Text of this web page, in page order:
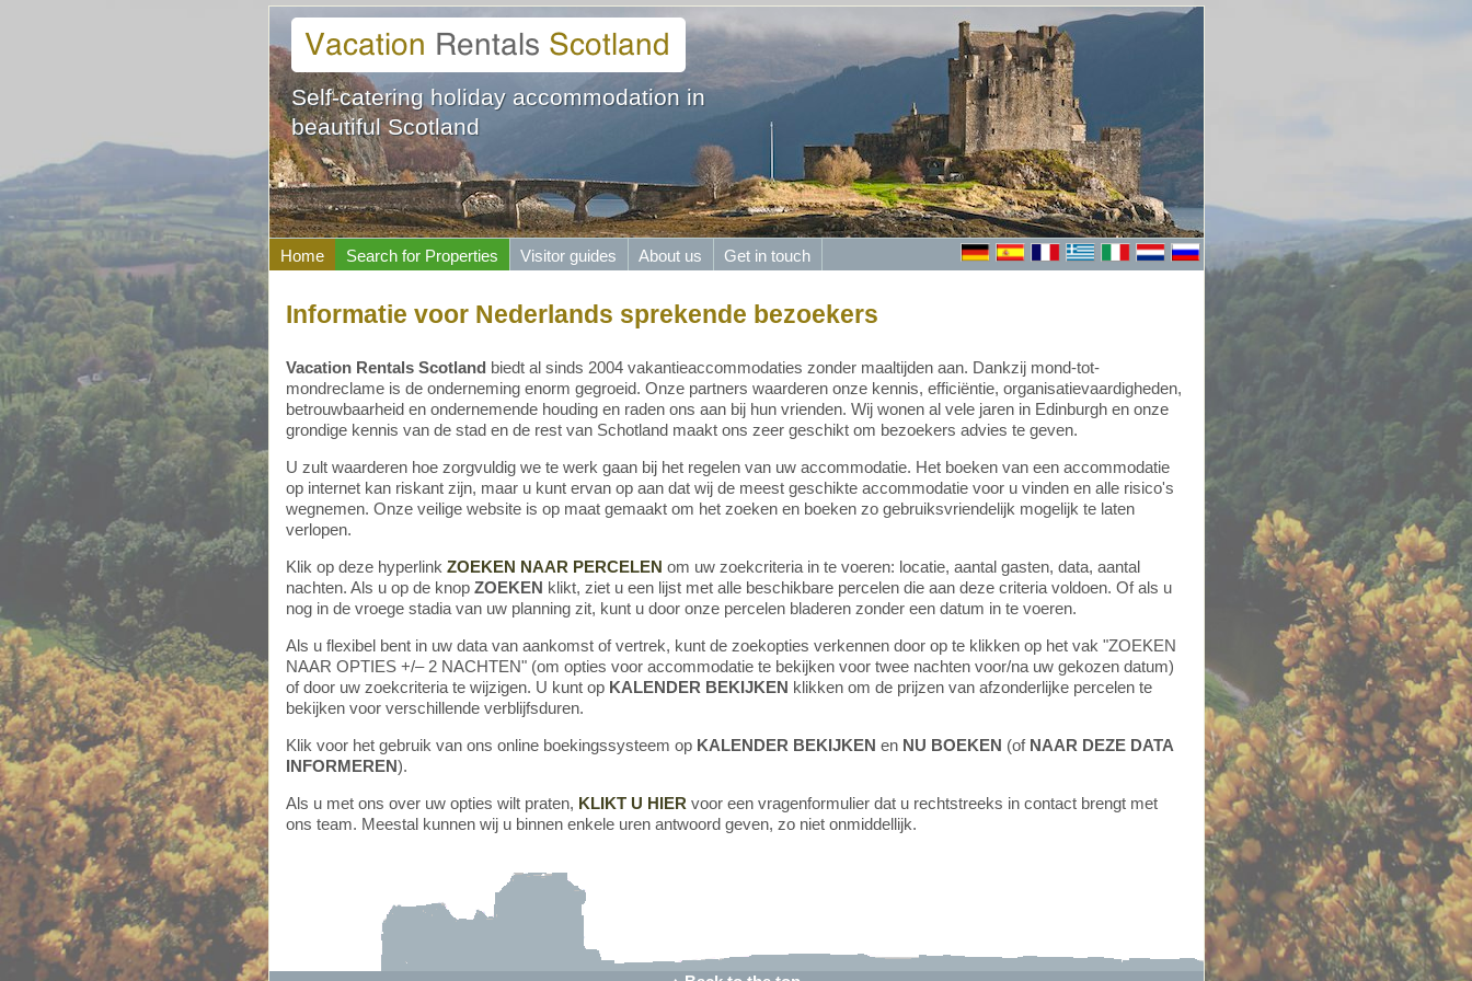
Self-catering holiday accommodation in
beautiful Scotland
Home Search for Properties Visitor guides About us Get in touch
Informatie voor Nederlands sprekende bezoekers
Vacation Rentals Scotland biedt al sinds 2004 vakantieaccommodaties zonder maaltijden aan. Dankzij mond-tot-
mondreclame is de onderneming enorm gegroeid. Onze partners waarderen onze kennis, efficiëntie, organisatievaardigheden,
betrouwbaarheid en ondernemende houding en raden ons aan bij hun vrienden. Wij wonen al vele jaren in Edinburgh en onze
grondige kennis van de stad en de rest van Schotland maakt ons zeer geschikt om bezoekers advies te geven.
U zult waarderen hoe zorgvuldig we te werk gaan bij het regelen van uw accommodatie. Het boeken van een accommodatie
op internet kan riskant zijn, maar u kunt ervan op aan dat wij de meest geschikte accommodatie voor u vinden en alle risico's
wegnemen. Onze veilige website is op maat gemaakt om het zoeken en boeken zo gebruiksvriendelijk mogelijk te laten
verlopen.
Klik op deze hyperlink ZOEKEN NAAR PERCELEN om uw zoekcriteria in te voeren: locatie, aantal gasten, data, aantal
nachten. Als u op de knop ZOEKEN klikt, ziet u een lijst met alle beschikbare percelen die aan deze criteria voldoen. Of als u
nog in de vroege stadia van uw planning zit, kunt u door onze percelen bladeren zonder een datum in te voeren.
Als u flexibel bent in uw data van aankomst of vertrek, kunt de zoekopties verkennen door op te klikken op het vak "ZOEKEN
NAAR OPTIES +/– 2 NACHTEN" (om opties voor accommodatie te bekijken voor twee nachten voor/na uw gekozen datum)
of door uw zoekcriteria te wijzigen. U kunt op KALENDER BEKIJKEN klikken om de prijzen van afzonderlijke percelen te
bekijken voor verschillende verblijfsduren.
Klik voor het gebruik van ons online boekingssysteem op KALENDER BEKIJKEN en NU BOEKEN (of NAAR DEZE DATA
INFORMEREN).
Als u met ons over uw opties wilt praten, KLIKT U HIER voor een vragenformulier dat u rechtstreeks in contact brengt met
ons team. Meestal kunnen wij u binnen enkele uren antwoord geven, zo niet onmiddellijk.